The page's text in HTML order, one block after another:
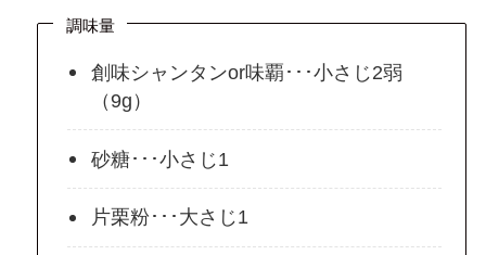
調味量
創味シャンタンor味覇･･･小さじ2弱
（9g）
砂糖･･･小さじ1
片栗粉･･･大さじ1